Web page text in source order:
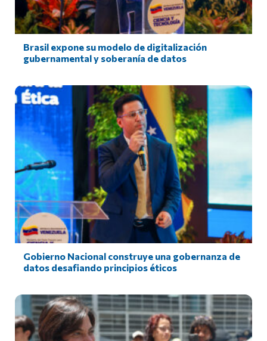
Brasil expone su modelo de digitalización
gubernamental y soberanía de datos
Gobierno Nacional construye una gobernanza de
datos desafiando principios éticos